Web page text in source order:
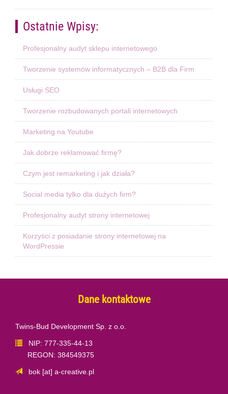
Ostatnie Wpisy:
Profesjonalny audyt sklepu internetowego
Tworzenie systemów informatycznych – B2B dla Firm
Usługi SEO
Tworzenie rozbudowanych portali internetowych
Marketing na Youtube
Jak dobrze reklamować firmę?
Czym jest remarketing i jak działa?
Social media tylko dla dużych firm?
Profesjonalny audyt strony internetowej
Korzyści z posiadanie strony internetowej na
WordPressie
Dane kontaktowe
Twins-Bud Development Sp. z o.o.
NIP: 777-335-44-13
REGON: 384549375
bok [at] a-creative.pl